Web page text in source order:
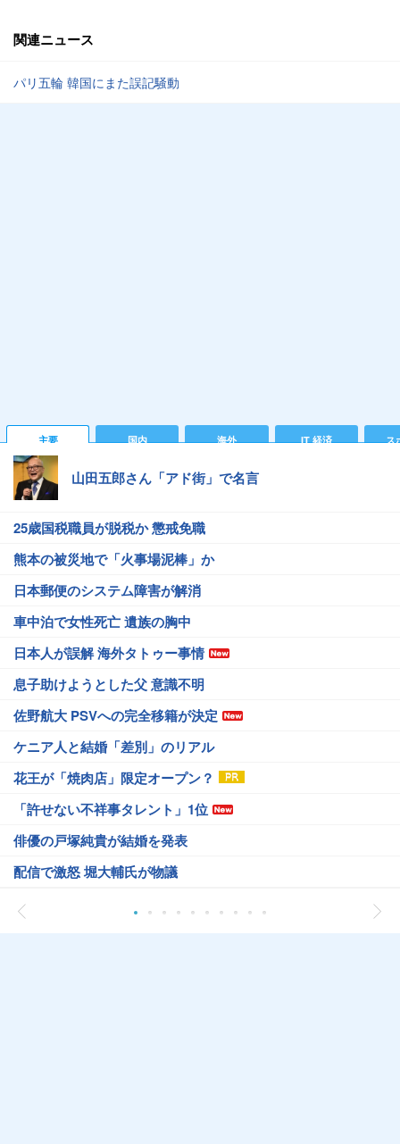
関連ニュース
パリ五輪 韓国にまた誤記騒動
主要 国内 海外 IT 経済 ス
山田五郎さん「アド街」で名言
25歳国税職員が脱税か 懲戒免職
熊本の被災地で「火事場泥棒」か
日本郵便のシステム障害が解消
車中泊で女性死亡 遺族の胸中
日本人が誤解 海外タトゥー事情
息子助けようとした父 意識不明
佐野航大 PSVへの完全移籍が決定
ケニア人と結婚「差別」のリアル
花王が「焼肉店」限定オープン？
「許せない不祥事タレント」1位
俳優の戸塚純貴が結婚を発表
配信で激怒 堀大輔氏が物議